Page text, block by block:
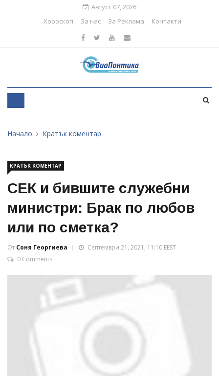
Август 07, 2026
Хороскоп
За нас За Реклама Контакти
Начало Кратък коментар
КРАТЪК КОМЕНТАР
СЕК и бившите служебни
министри: Брак по любов
или по сметка?
От Соня Георгиева
Септември 21, 2021, 11:10 EEST
0 Comments